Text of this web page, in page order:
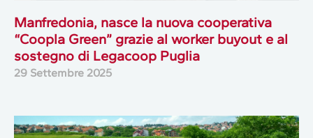
Manfredonia, nasce la nuova cooperativa
“Coopla Green” grazie al worker buyout e al
sostegno di Legacoop Puglia
29 Settembre 2025